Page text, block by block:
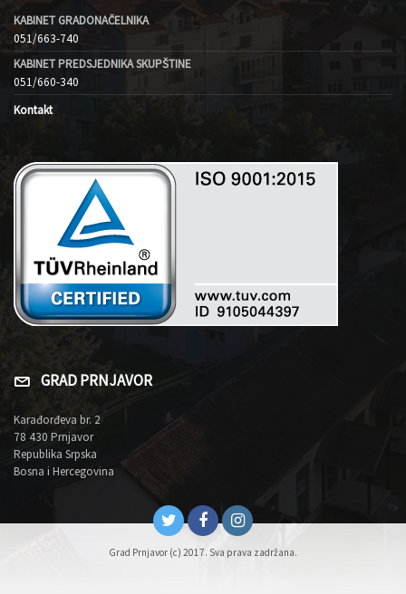
KABINET GRADONAČELNIKA
051/663-740
KABINET PREDSJEDNIKA SKUPŠTINE
051/660-340
Kontakt
GRAD PRNJAVOR
Karađorđeva br. 2
78 430 Prnjavor
Republika Srpska
Bosna i Hercegovina
Grad Prnjavor (c) 2017. Sva prava zadržana.